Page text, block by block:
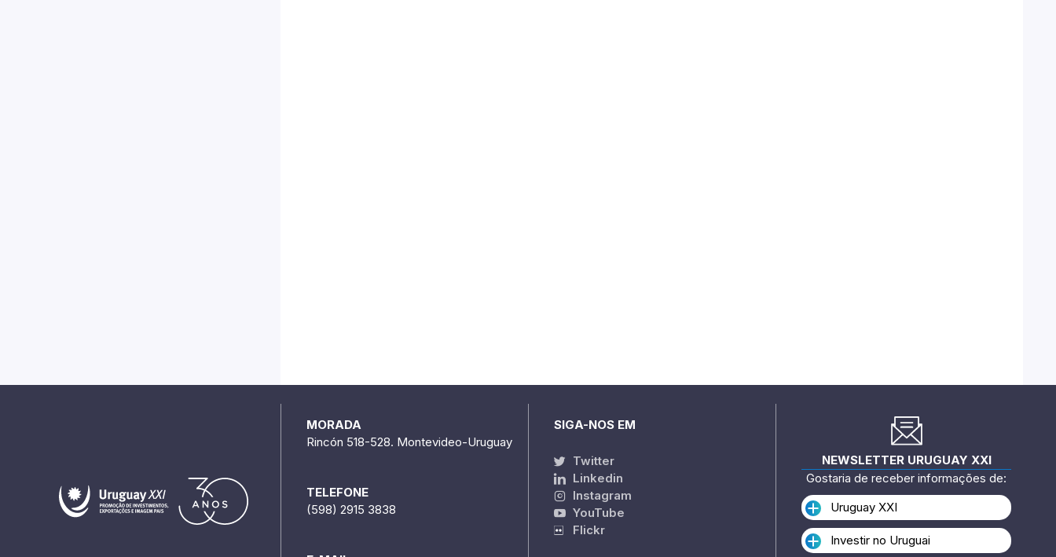
MORADA
Rincón 518-528. Montevideo-Uruguay
TELEFONE
(598) 2915 3838
SIGA-NOS EM
Twitter
Linkedin
Instagram
YouTube
Flickr
NEWSLETTER URUGUAY XXI
Gostaria de receber informações de:
Uruguay XXI
Investir no Uruguai